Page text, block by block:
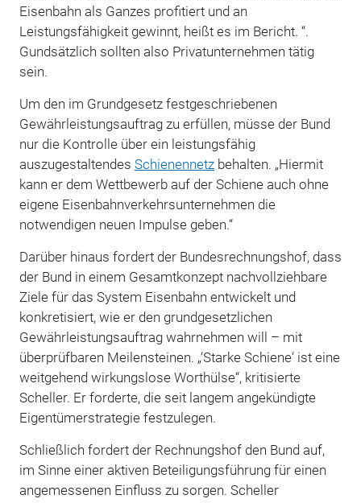
Eisenbahn als Ganzes profitiert und an
Leistungsfähigkeit gewinnt, heißt es im Bericht. “.
Gundsätzlich sollten also Privatunternehmen tätig
sein.
Um den im Grundgesetz festgeschriebenen
Gewährleistungsauftrag zu erfüllen, müsse der Bund
nur die Kontrolle über ein leistungsfähig
auszugestaltendes Schienennetzbehalten. „Hiermit
kann er dem Wettbewerb auf der Schiene auch ohne
eigene Eisenbahnverkehrsunternehmen die
notwendigen neuen Impulse geben.“
Darüber hinaus fordert der Bundesrechnungshof, dass
der Bund in einem Gesamtkonzept nachvollziehbare
Ziele für das System Eisenbahn entwickelt und
konkretisiert, wie er den grundgesetzlichen
Gewährleistungsauftrag wahrnehmen will – mit
überprüfbaren Meilensteinen. „‘Starke Schiene‘ ist eine
weitgehend wirkungslose Worthülse“, kritisierte
Scheller. Er forderte, die seit langem angekündigte
Eigentümerstrategie festzulegen.
Schließlich fordert der Rechnungshof den Bund auf,
im Sinne einer aktiven Beteiligungsführung für einen
angemessenen Einfluss zu sorgen. Scheller